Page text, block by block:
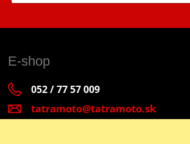
E-shop
052 / 77 57 009
tatramoto@tatramoto.sk